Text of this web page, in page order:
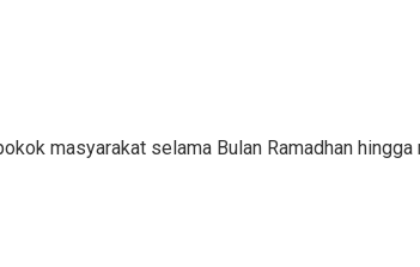
masyarakat selama Bulan Ramadhan